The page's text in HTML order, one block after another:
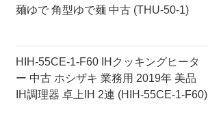
麺ゆで 角型ゆで麺 中古 (THU-50-1)
HIH-55CE-1-F60 IHクッキングヒータ
ー 中古 ホシザキ 業務用 2019年 美品
IH調理器 卓上IH 2連 (HIH-55CE-1-F60)